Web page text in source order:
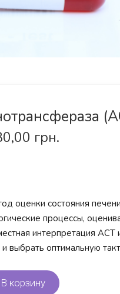
грн.
оценки состояния
процессы,
интерпретация
выбрать оптимальную
В корзину